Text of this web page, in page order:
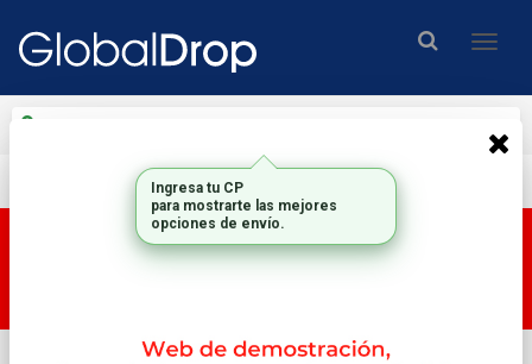
Envío gratis en compras mayores a $200.000.-
Esta tienda es una tienda DEMO, por lo tanto los
productos y su correspondiente PRECIO no son